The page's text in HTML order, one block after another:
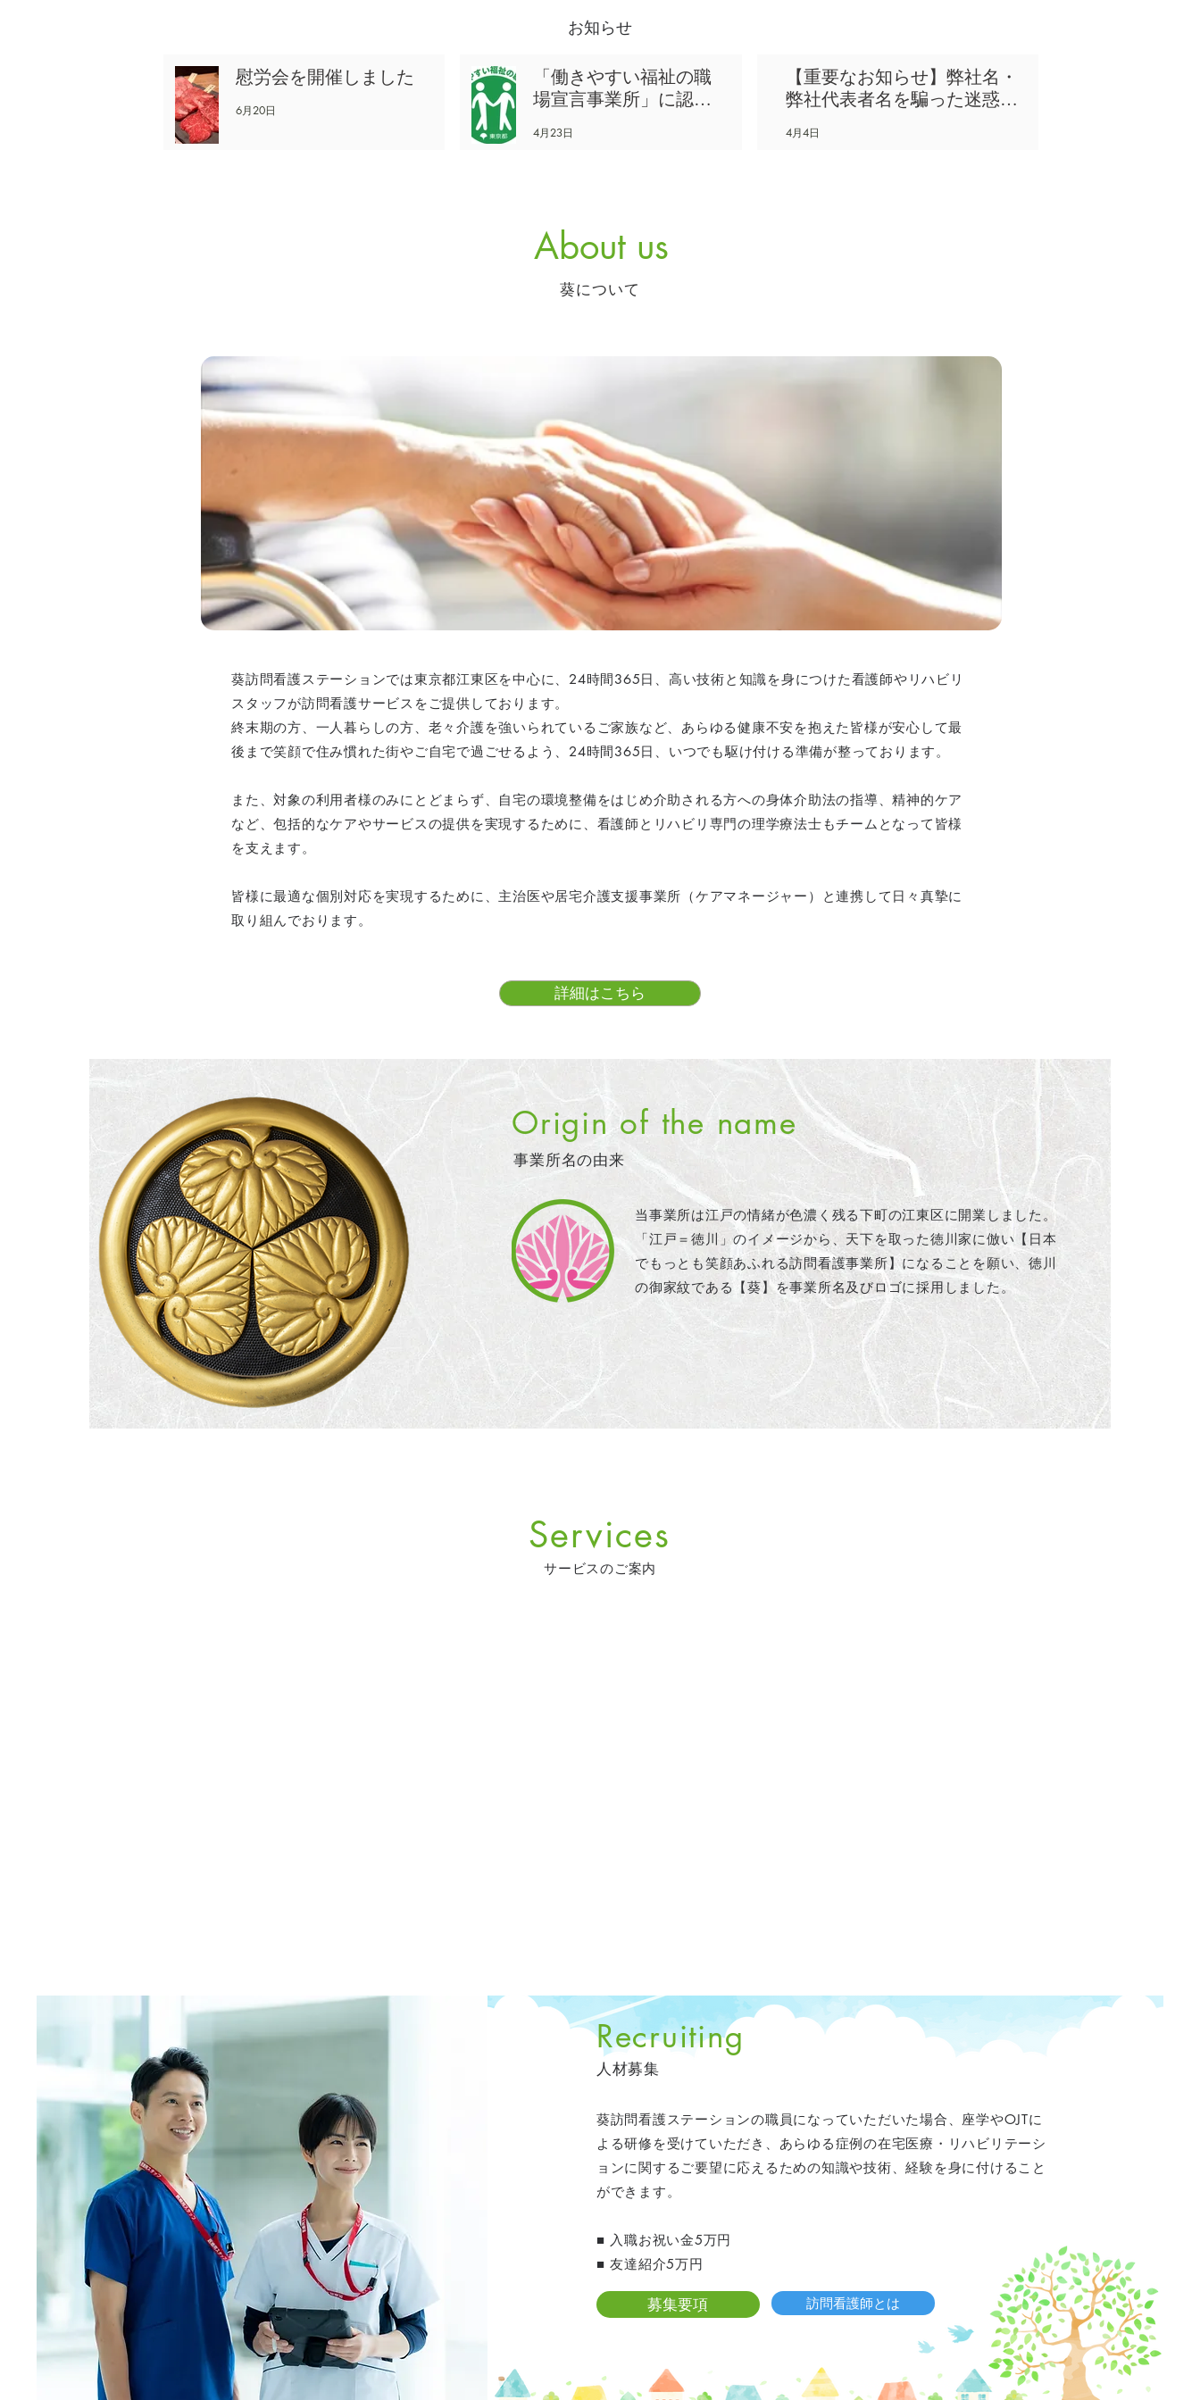
お知らせ
慰労会を開催しました
6月20日
「働きやすい福祉の職
場宣言事業所」に認定
4月23日
【重要なお知らせ】弊社名・
弊社代表者名を騙った迷惑メ
4月4日
About us
葵について
葵訪問看護ステーションでは東京都江東区を中心に、24時間365日、高い技術と知識を身につけた看護師やリハビリ
スタッフが訪問看護サービスをご提供しております。
終末期の方、一人暮らしの方、老々介護を強いられているご家族など、あらゆる健康不安を抱えた皆様が安心して最
後まで笑顔で住み慣れた街やご自宅で過ごせるよう、24時間365日、いつでも駆け付ける準備が整っております。
また、対象の利用者様のみにとどまらず、自宅の環境整備をはじめ介助される方への身体介助法の指導、精神的ケア
など、包括的なケアやサービスの提供を実現するために、看護師とリハビリ専門の理学療法士もチームとなって皆様
を支えます。
皆様に最適な個別対応を実現するために、主治医や居宅介護支援事業所（ケアマネージャー）と連携して日々真摯に
取り組んでおります。
詳細はこちら
Origin of the name
事業所名の由来
当事業所は江戸の情緒が色濃く残る下町の江東区に開業しました。
「江戸＝徳川」のイメージから、天下を取った徳川家に倣い【日本
でもっとも笑顔あふれる訪問看護事業所】になることを願い、徳川
の御家紋である【葵】を事業所名及びロゴに採用しました。
Services
サービスのご案内
Recruiting
人材募集
葵訪問看護ステーションの職員になっていただいた場合、座学やOJTに
よる研修を受けていただき、あらゆる症例の在宅医療・リハビリテーシ
ョンに関するご要望に応えるための知識や技術、経験を身に付けること
ができます。
■ 入職お祝い金5万円
■ 友達紹介5万円
募集要項 訪問看護師とは